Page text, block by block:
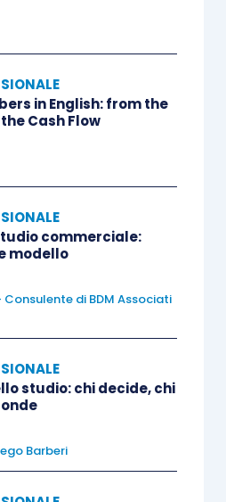
o sul gruppo.
di
i propri punti di forza
competenze stabilite.
utilizzo delle abilità
e comunicative
in English: from the
Cash Flow
commerciale:
modello
di BDM Associati
studio: chi decide, chi
Barberi